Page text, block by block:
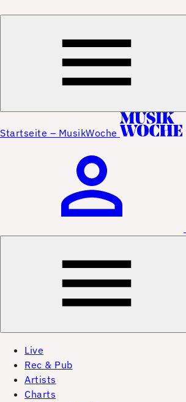
Startseite – MusikWoche
Live
Rec & Pub
Artists
Charts